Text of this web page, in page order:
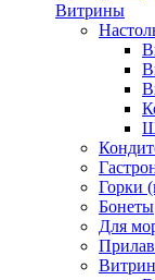
Витрины
Горки
Бонеты
Для